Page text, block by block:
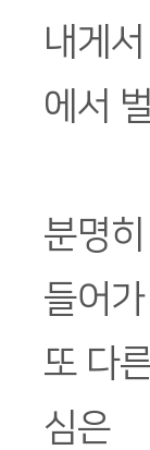
내게
에서
분명
들어가
또 다
심은